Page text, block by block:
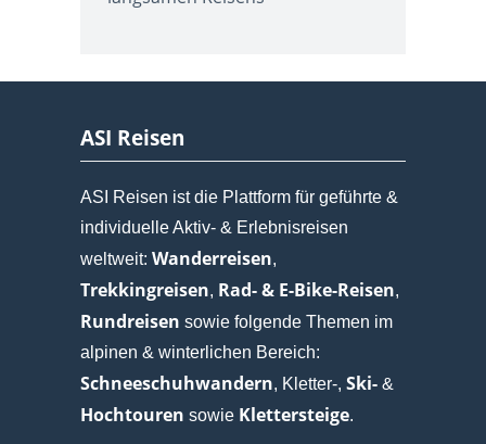
ASI Reisen
ASI Reisen ist die Plattform für geführte &
individuelle Aktiv- & Erlebnisreisen
weltweit: Wanderreisen,
Trekkingreisen, Rad- & E-Bike-Reisen,
Rundreisen sowie folgende Themen im
alpinen & winterlichen Bereich:
Schneeschuhwandern, Kletter-, Ski- &
Hochtouren sowie Klettersteige.